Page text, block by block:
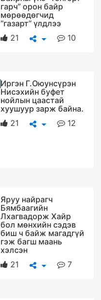
гарч” орон байр
мөрөөдөгчид
“газарт” үлдлээ
21
10
Иргэн Г.Оюунсүрэн
Нисэхийн буфет
нойлын цаастай
хуушуур зарж байна.
21
12
Яруу найрагч
Бямбаагийн
Лхагвадорж Хайр
бол мөнхийн сэдэв
биш ч байж магадгүй
гэж багш маань
хэлсэн
21
7